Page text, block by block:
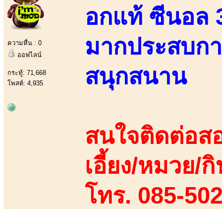
ความหื่น : 0
ออฟไลน์
กระทู้: 71,668
โพสต์: 4,935
อกแท้ ซีนอล
มากประสบก
สนุกสนาน
สนใจติดต่อส
เอี้ยง/หมวย/
โทร. 085-